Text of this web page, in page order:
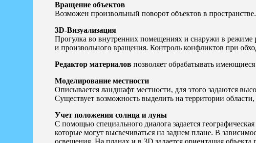
Вращение объектов
Возможен произвольный поворот объектов в пространстве.
3D-Визуализация
Прогулка во внутренних помещениях и снаружи в
и произвольного вращения. Контроль конфликтов при
Редактор материалов позволяет обрабатывать
Моделирование местности
Описывается ландшафт местности, для этого задаются
Существует возможность выделить на территории
Учет положения солнца и луны
С помощью специального диалога задается
которые могут высвечиваться на заднем плане. В